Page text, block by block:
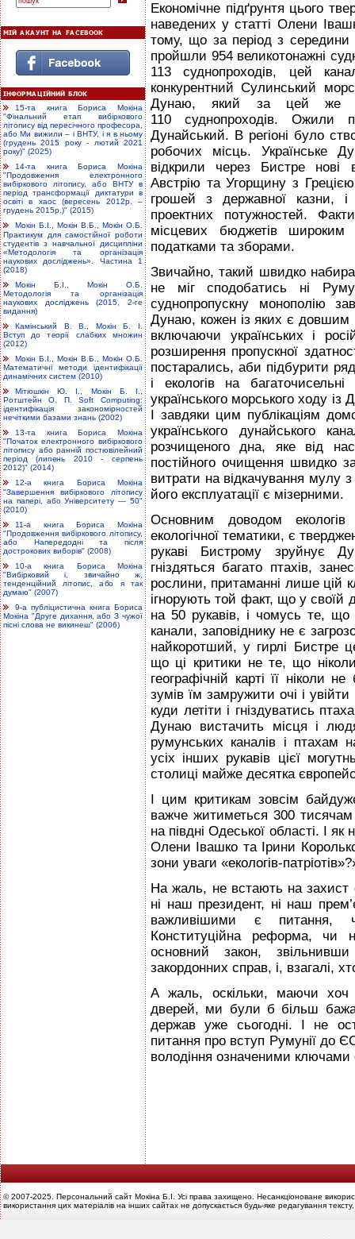
15-та книга Бориса Мокіна
"Фінальний етап вибіркового
літопису від пересічного професора,
або Ми вижили – і ВНТУ, і я в ньому
(грудень 2015 року - лютий 2021
року)" (2025)
14-та книга Бориса Мокіна
"Продовження електронного
вибіркового літопису, або ВНТУ в
період трансформації диктатури в
освіті в хаос (вересень 2012р. –
грудень 2015р.)" (2015)
Мокін Б.І., Мокін В.Б., Мокін О.Б.
Практикум для самостійної роботи
студентів з навчальної дисципліни
«Методологія та організація
наукових досліджень». Частина 1
(2018)
Мокін Б.І., Мокін О.Б.
Методологія та організація
наукових досліджень (2015, 2-ге
видання)
Камінський В. В., Мокін Б. І.
Вступ до теорії слабких множин
(2012)
Мокін Б.І., Мокін В.Б., Мокін О.Б.
Математичні методи ідентифікації
динамічних систем (2010)
Мітюшкін Ю. І., Мокін Б. І.,
Ротштейн О. П. Soft Computing:
ідентифікація закономірностей
нечіткими базами знань (2002)
13-та книга Бориса Мокіна
"Початок електронного вибіркового
літопису або ранній постювілейний
період (липень 2010 - серпень
2012)" (2014)
12-а книга Бориса Мокіна
"Завершення вибіркового літопису
на папері, або Університету — 50"
(2010)
11-а книга Бориса Мокіна
"Продовження вибіркового літопису,
або Напередодні та після
дострокових виборів" (2008)
10-а книга Бориса Мокіна
"Вибірковий і, звичайно ж,
тенденційний літопис, або я так
думаю" (2007)
9-а публіцистична книга Бориса
Мокіна "Друге дихання, або З чужої
пісні слова не викинеш" (2006)
Економічне підґрунтя цього
наведених у статті Олени
тому, що за період з
пройшли 954 великотонажні
113 суднопроходів, цей
конкурентний Сулинський
Дунаю, який за цей же
110 суднопроходів. Ожили
Дунайський. В регіоні було
робочих місць. Українське
відкрили через Бистре нові
Австрію та Угорщину з
грошей з державної казни,
проектних потужностей.
місцевих бюджетів широким
податками та зборами.
Звичайно, такий швидко
не міг сподобатись ні
суднопропускну монополію
Дунаю, кожен із яких є довшим
включаючи українських і
розширення пропускної
постарались, аби підбурити
і екологів на
українського морського ходу
І завдяки цим публікаціям
українського дунайського
розчищеного дна, яке від
постійного очищення швидко
витрати на відкачування мулу
його експлуатації є мізерними.
Основним доводом
екологічної тематики, є
рукаві Бистрому зруйнує
гніздяться багато птахів,
рослини, притаманні лише цій
ігнорують той факт, що у своїй
на 50 рукавів, і чомусь те, що
канали, заповіднику не є
найкоротший, у гирлі Бистре
що ці критики не те, що
географічній карті її ніколи
зумів їм замружити очі і
куди летіти і гніздуватись
Дунаю вистачить місця і
румунських каналів і птахам
усіх інших рукавів цієї
столиці майже десятка
І цим критикам зовсім
важче житиметься 300 тисячам
на півдні Одеської області. І
Олени Івашко та Ірини
зони уваги «екологів-
На жаль, не встають на захист
ні наш президент, ні наш
важливішими є питання,
Конституційна реформа, чи
основний закон,
закордонних справ, і, взагалі,
А жаль, оскільки, маючи хоч
дверей, ми були б більш
держав уже сьогодні. І не
питання про вступ Румунії до
володіння означеними
© 2007-2025. Персональний сайт Мокіна Б.І. Усі права захищено. Несанкціоноване
використання цих матеріалів на інших сайтах не допускається будь-яке редагування